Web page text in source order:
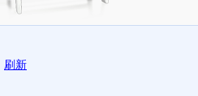
刷新